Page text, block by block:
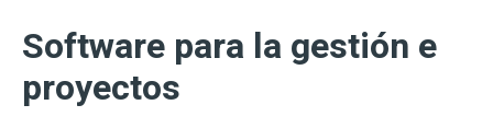
Software para la gestión e
proyectos